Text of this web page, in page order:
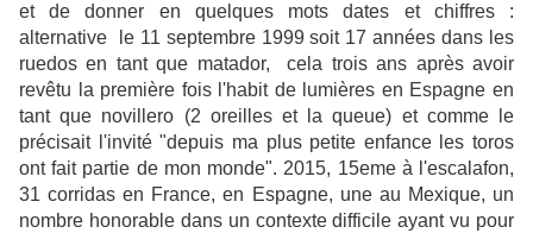
et de donner en quelques mots dates et chiffres :
alternative le 11 septembre 1999 soit 17 années dans les
ruedos en tant que matador, cela trois ans après avoir
revêtu la première fois l'habit de lumières en Espagne en
tant que novillero (2 oreilles et la queue) et comme le
précisait l'invité "depuis ma plus petite enfance les toros
ont fait partie de mon monde". 2015, 15eme à l'escalafon,
31 corridas en France, en Espagne, une au Mexique, un
nombre honorable dans un contexte difficile ayant vu pour